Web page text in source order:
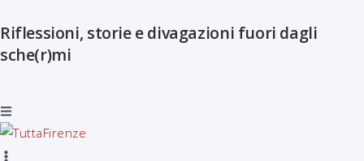
Riflessioni, storie e divagazioni fuori dagli
sche(r)mi
Firme Temi Rubriche